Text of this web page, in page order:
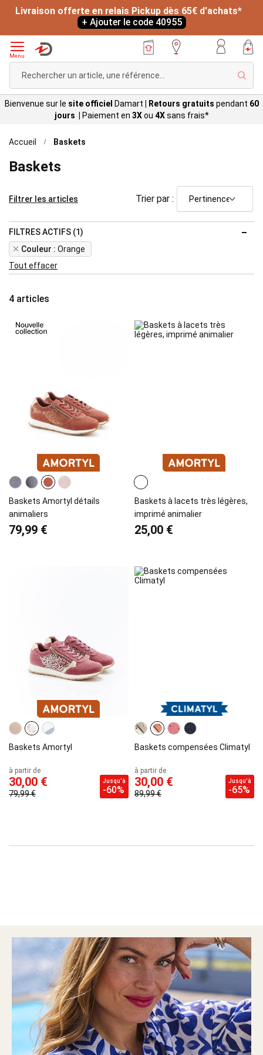
Livraison offerte en relais Pickup dès 65€ d'achats*
+ Ajouter le code 40955
Menu
Bienvenue sur le site officiel Damart Retours gratuits pendant 60
jours |
Paiement en 3Xou 4Xsans frais*
Accueil Baskets
Baskets
4 articles
Trier par :
Baskets Amortyl détails
animaliers
79,99 €
Baskets à lacets très légères,
imprimé animalier
25,00 €
Baskets Amortyl
à partir de
30,00 €
79,99 €
Jusqu'à
-60%
Baskets compensées Climatyl
à partir de
30,00 €
89,99 €
Jusqu'à
-65%
Filtrer les articles
FILTRES ACTIFS (1)
Couleur
Orange
Remove
This
Item
Tout effacer